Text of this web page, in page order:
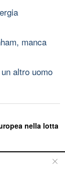
manca
altro uomo
nella lotta